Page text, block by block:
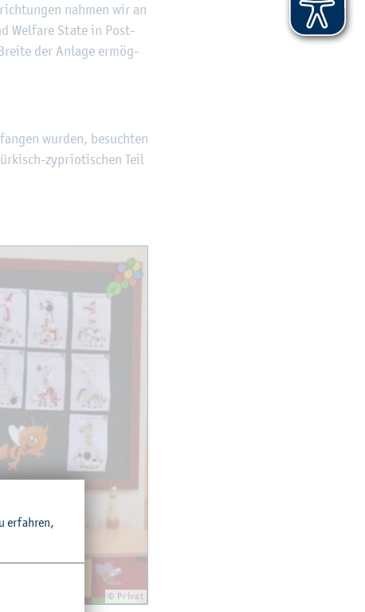
nah­men wir an
Wel­fa­re State in Post-
der An­la­ge er­mög­
wur­den, be­such­ten
zy­prio­ti­schen Teil
© Pri­vat
er­fah­ren,